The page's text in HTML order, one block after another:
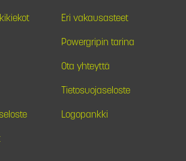
Eri vakausasteet
Powergripin tarina
Ota yhteyttä
Tietosuojaseloste
Logopankki